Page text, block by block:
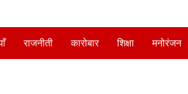
राजनीती कारोबार शिक्षा मनोरंजन